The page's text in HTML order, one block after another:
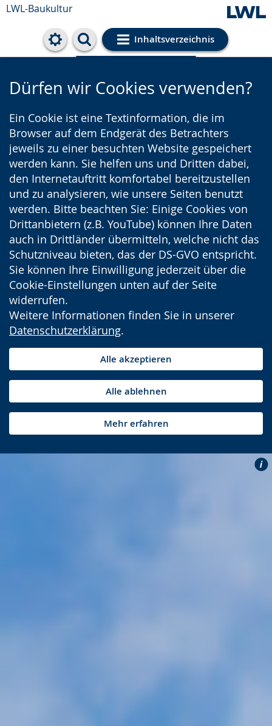
LWL-Baukultur
Inhaltsverzeichnis
Cookie-Einstellungen
Dürfen wir Cookies verwenden?
Ein Cookie ist eine Textinformation, die im
Browser auf dem Endgerät des Betrachters
jeweils zu einer besuchten Website gespeichert
werden kann. Sie helfen uns und Dritten dabei,
den Internetauftritt komfortabel bereitzustellen
und zu analysieren, wie unsere Seiten benutzt
werden. Bitte beachten Sie: Einige Cookies von
Drittanbietern (z.B. YouTube) können Ihre Daten
auch in Drittländer übermitteln, welche nicht das
Schutzniveau bieten, das der DS-GVO entspricht.
Sie können Ihre Einwilligung jederzeit über die
Cookie-Einstellungen unten auf der Seite
widerrufen.
Weitere Informationen finden Sie in unserer
Datenschutzerklärung.
Alle akzeptieren
Alle ablehnen
Mehr erfahren